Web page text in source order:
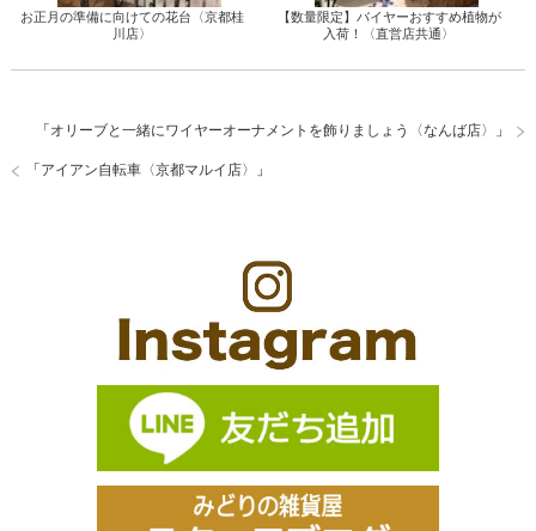
お正月の準備に向けての花台〈京都桂
川店〉
【数量限定】バイヤーおすすめ植物が
入荷！〈直営店共通〉
「オリーブと一緒にワイヤーオーナメントを飾りましょう〈なんば店〉 」
「アイアン自転車〈京都マルイ店〉 」